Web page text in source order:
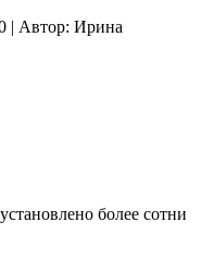
| Автор: Ирина
более сотни